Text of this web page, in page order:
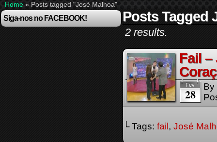
Home » Posts tagged "José Malhoa"
Siga-nos no FACEBOOK! Posts Tagged
2 results.
Fail –
Fev
28
By
└ Tags: fail , José